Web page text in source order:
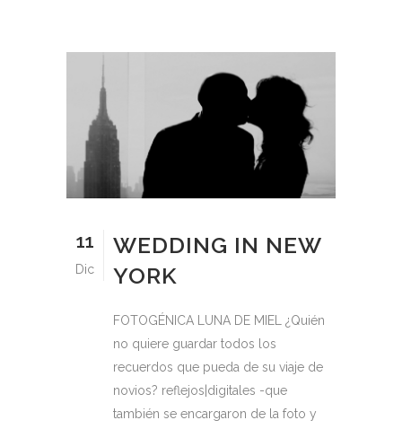
11
Dic
WEDDING IN NEW
YORK
FOTOGÉNICA LUNA DE MIEL ¿Quién
no quiere guardar todos los
recuerdos que pueda de su viaje de
novios? reflejos|digitales -que
también se encargaron de la foto y